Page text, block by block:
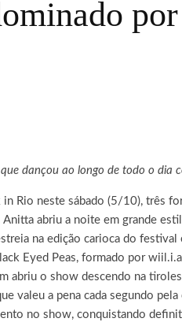
dançou ao longo de todo o dia
Rio neste sábado (5/10), três
abriu a noite em grande
na edição carioca do
Eyed Peas, formado por
o show descendo na
a pena cada segundo
no show, conquistando